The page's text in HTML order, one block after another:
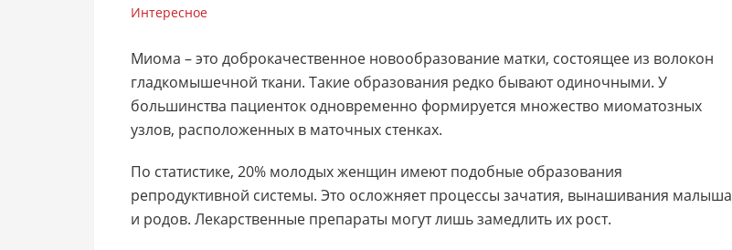
Интересное
Миома – это доброкачественное новообразование матки, состоящее из волокон
гладкомышечной ткани. Такие образования редко бывают одиночными. У
большинства пациенток одновременно формируется множество миоматозных
узлов, расположенных в маточных стенках.
По статистике, 20% молодых женщин имеют подобные образования
репродуктивной системы. Это осложняет процессы зачатия, вынашивания малыша
и родов. Лекарственные препараты могут лишь замедлить их рост.